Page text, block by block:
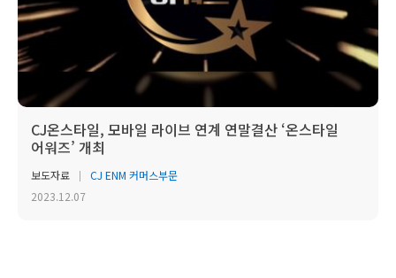
CJ온스타일, 모바일 라이브 연계 연말결산 ‘온스타일
어워즈’ 개최
보도자료
CJ ENM 커머스부문
2023.12.07